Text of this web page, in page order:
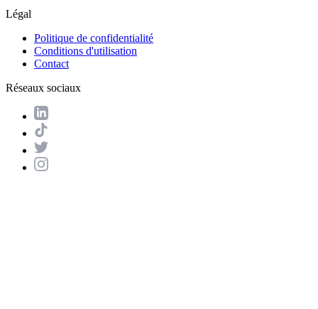
Légal
Politique de confidentialité
Conditions d'utilisation
Contact
Réseaux sociaux